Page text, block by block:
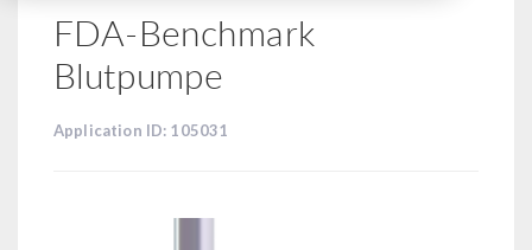
FDA-Benchmark
Blutpumpe
Application ID: 105031